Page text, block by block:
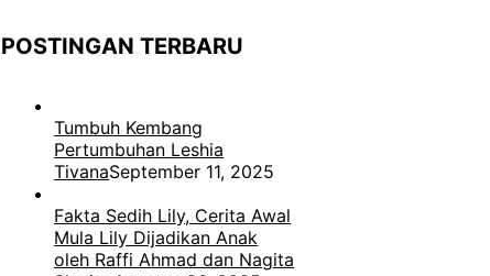
POSTINGAN TERBARU
Tumbuh Kembang
Pertumbuhan Leshia
TivanaSeptember 11, 2025
Fakta Sedih Lily, Cerita Awal
Mula Lily Dijadikan Anak
oleh Raffi Ahmad dan Nagita